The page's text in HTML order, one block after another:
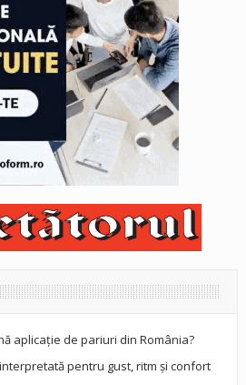
aplicație de pariuri din România?
pentru gust, ritm și confort